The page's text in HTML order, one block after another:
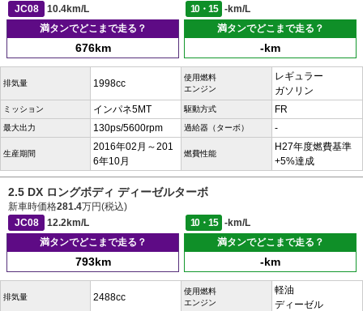
JC08
10.4km/L 10・15
-km/L
満タンでどこまで走る？
676km
満タンでどこまで走る？
-km
排気量 1998cc
使用燃料
エンジン
レギュラー
ガソリン
ミッション インパネ5MT 駆動方式 FR
最大出力 130ps/5600rpm 過給器（ターボ） -
生産期間
2016年02月～201
6年10月
燃費性能
H27年度燃費基準
+5%達成
2.5 DX ロングボディ ディーゼルターボ
新車時価格281.4万円(税込)
JC08
12.2km/L 10・15
-km/L
満タンでどこまで走る？
793km
満タンでどこまで走る？
-km
排気量 2488cc
使用燃料
エンジン
軽油
ディーゼル